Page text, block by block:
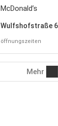
McDonald’s
Wulfshofstraße 6
öffnungszeiten
Mehr